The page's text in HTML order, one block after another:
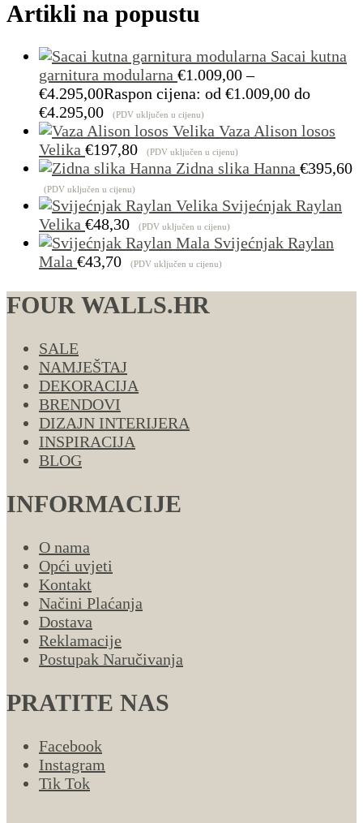
Artikli na popustu
Sacai kutna
garnitura modularna €1.009,00 –
€4.295,00Raspon cijena: od €1.009,00 do
€4.295,00
(PDV uključen u cijenu)
Vaza Alison losos
Velika €197,80 (PDV uključen u cijenu)
Zidna slika Hanna €395,60
(PDV uključen u cijenu)
Svijećnjak Raylan
Velika €48,30 (PDV uključen u cijenu)
Svijećnjak Raylan
Mala €43,70 (PDV uključen u cijenu)
FOUR WALLS.HR
SALE
NAMJEŠTAJ
DEKORACIJA
BRENDOVI
DIZAJN INTERIJERA
INSPIRACIJA
BLOG
INFORMACIJE
O nama
Opći uvjeti
Kontakt
Načini Plaćanja
Dostava
Reklamacije
Postupak Naručivanja
PRATITE NAS
Facebook
Instagram
Tik Tok